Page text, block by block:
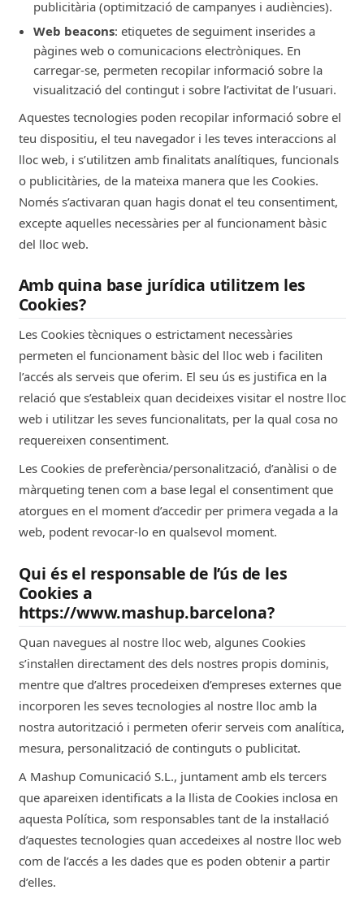
publicitària (optimització de campanyes i audiències).
Web beacons: etiquetes de seguiment inserides a
pàgines web o comunicacions electròniques. En
carregar-se, permeten recopilar informació sobre la
visualització del contingut i sobre l’activitat de l’usuari.
Aquestes tecnologies poden recopilar informació sobre el
teu dispositiu, el teu navegador i les teves interaccions al
lloc web, i s’utilitzen amb finalitats analítiques, funcionals
o publicitàries, de la mateixa manera que les Cookies.
Només s’activaran quan hagis donat el teu consentiment,
excepte aquelles necessàries per al funcionament bàsic
del lloc web.
Amb quina base jurídica utilitzem les
Cookies?
Les Cookies tècniques o estrictament necessàries
permeten el funcionament bàsic del lloc web i faciliten
l’accés als serveis que oferim. El seu ús es justifica en la
relació que s’estableix quan decideixes visitar el nostre lloc
web i utilitzar les seves funcionalitats, per la qual cosa no
requereixen consentiment.
Les Cookies de preferència/personalització, d’anàlisi o de
màrqueting tenen com a base legal el consentiment que
atorgues en el moment d’accedir per primera vegada a la
web, podent revocar-lo en qualsevol moment.
Qui és el responsable de l’ús de les
Cookies a
https://www.mashup.barcelona?
Quan navegues al nostre lloc web, algunes Cookies
s’instal·len directament des dels nostres propis dominis,
mentre que d’altres procedeixen d’empreses externes que
incorporen les seves tecnologies al nostre lloc amb la
nostra autorització i permeten oferir serveis com analítica,
mesura, personalització de continguts o publicitat.
A Mashup Comunicació S.L., juntament amb els tercers
que apareixen identificats a la llista de Cookies inclosa en
aquesta Política, som responsables tant de la instal·lació
d’aquestes tecnologies quan accedeixes al nostre lloc web
com de l’accés a les dades que es poden obtenir a partir
d’elles.